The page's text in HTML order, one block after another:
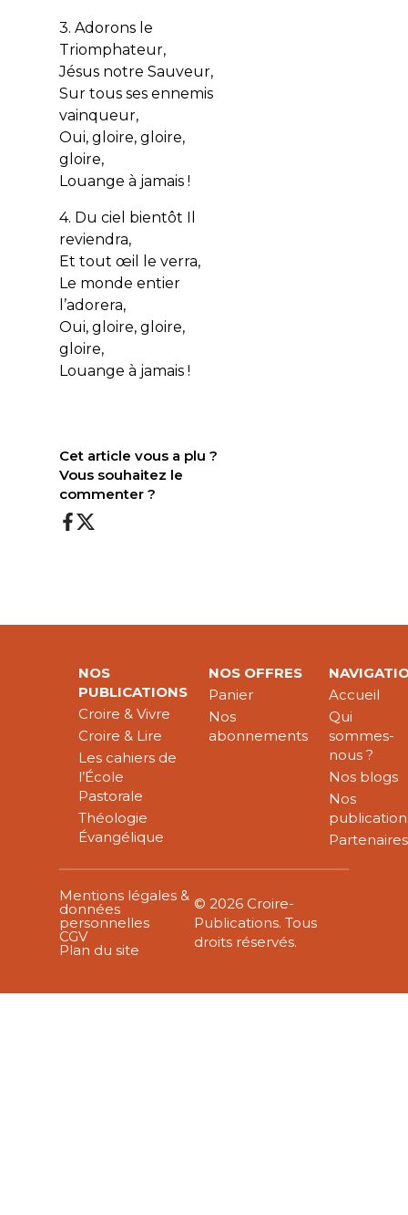
3. Adorons le
Triomphateur,
Jésus notre Sauveur,
Sur tous ses ennemis
vainqueur,
Oui, gloire, gloire,
gloire,
Louange à jamais !
4. Du ciel bientôt Il
reviendra,
Et tout œil le verra,
Le monde entier
l’adorera,
Oui, gloire, gloire,
gloire,
Louange à jamais !
Cet article vous a plu ?
Vous souhaitez le
commenter ?
NOS
PUBLICATIONS
Croire & Vivre
Croire & Lire
Les cahiers de
l’École
Pastorale
Théologie
Évangélique
NOS OFFRES
Panier
Nos
abonnements
Accueil
Qui
sommes-
nous ?
Nos blogs
Nos
Partenaires
Mentions légales &
données
personnelles
CGV
Plan du site
© 2026 Croire-
Publications. Tous
droits réservés.